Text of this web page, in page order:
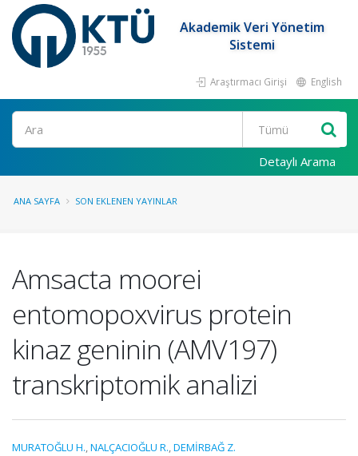
Akademik Veri Yönetim
Sistemi
Araştırmacı Girişi English
Ara
Detaylı Arama
ANA SAYFA SON EKLENEN YAYINLAR
Amsacta moorei
entomopoxvirus protein
kinaz geninin (AMV197)
transkriptomik analizi
MURATOĞLU H.,NALÇACIOĞLU R.,DEMİRBAĞ Z.